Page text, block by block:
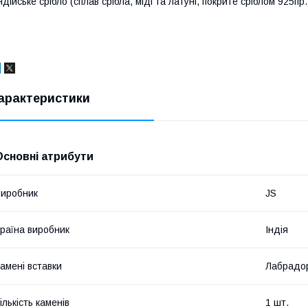
атрибути
JS
виробник Індія
вставки
каменів 1 шт.